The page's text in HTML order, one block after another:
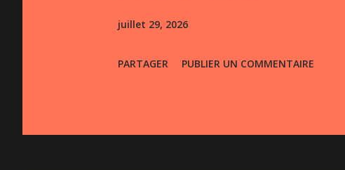
juillet 29, 2026
PARTAGER PUBLIER UN COMMENTAIRE